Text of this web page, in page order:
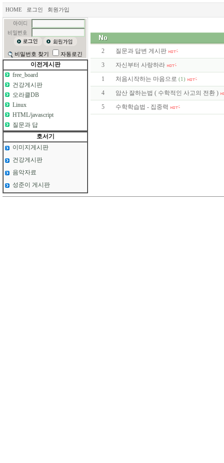
HOME 로그인 회원가입
비밀번호 찾기 자동로긴
이전게시판
free_board
건강게시판
오라클DB
Linux
HTML/javascript
질문과 답
호서기
이미지게시판
건강게시판
음악자료
성준이 게시판
2
질문과 답변 게시판
3
자신부터 사랑하라
1
처음시작하는 마음으로 (1)
4
암산 잘하는법 ( 수학적인 사고의 전환 )
5
수학학습법 - 집중력